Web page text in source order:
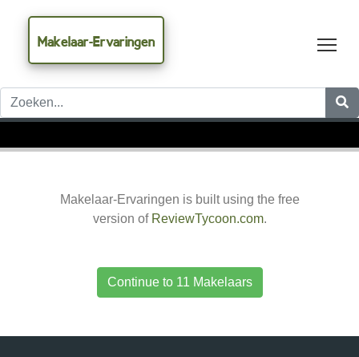
Makelaar-Ervaringen
Makelaar-Ervaringen is built using the free
version of ReviewTycoon.com.
Continue to 11 Makelaars